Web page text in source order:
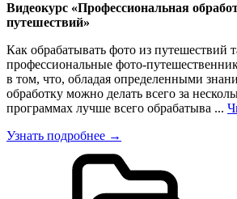
Видеокурс «Профессиональная
путешествий»
Как обрабатывать фото из путешествий
профессиональные фото-
в том, что, обладая определенными
обработку можно делать всего за
программах лучше всего обрабатыва ...
Узнать подробнее →